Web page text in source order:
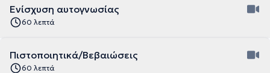
Ενίσχυση αυτογνωσίας
60 λεπτά
Πιστοποιητικά/Βεβαιώσεις
60 λεπτά